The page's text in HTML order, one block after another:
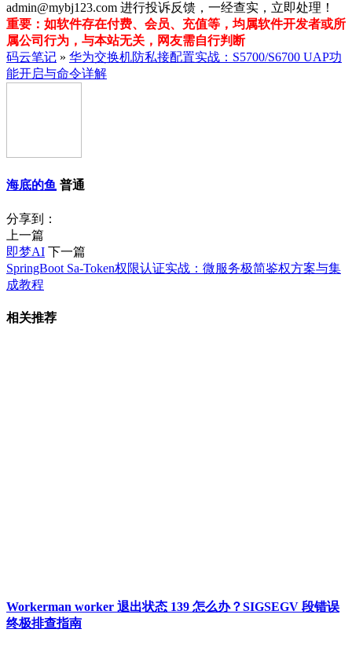
admin@mybj123.com 进行投诉反馈，一经查实，立即处理！
重要：如软件存在付费、会员、充值等，均属软件开发者或所
属公司行为，与本站无关，网友需自行判断
码云笔记 » 华为交换机防私接配置实战：S5700/S6700 UAP功
能开启与命令详解
海底的鱼 普通
分享到：
上一篇
即梦AI 下一篇
SpringBoot Sa-Token权限认证实战：微服务极简鉴权方案与集
成教程
相关推荐
Workerman worker 退出状态 139 怎么办？SIGSEGV 段错误
终极排查指南